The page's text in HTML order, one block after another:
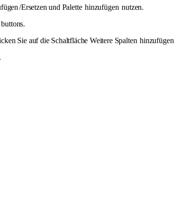
/Ersetzen und Palette hinzufügen nutzen.
Sie auf die Schaltfläche Weitere Spalten hinzufügen